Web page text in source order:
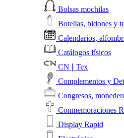
Bolsas mochilas
Botellas, bidones y
Calendarios,
Catálogos físicos
CN❘Tex
Complementos y
Congresos,
Conmemoraciones
Display Rapid